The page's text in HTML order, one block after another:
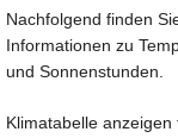
Nachfolgend finden
Informationen zu
und Sonnenstunden.
Klimatabelle